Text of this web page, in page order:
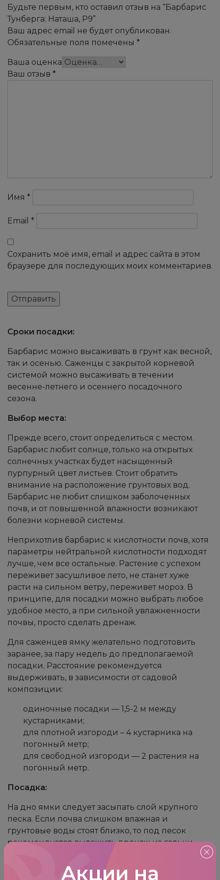
Акции на
Будьте первым, кто оставил отзыв на “Барбарис
Тунберга: Наташа, Р9”
Ваш адрес email не будет опубликован.
Обязательные поля помечены *
Ваша оценка
Ваш отзыв *
Имя *
Email *
Сохранить моё имя, email и адрес сайта в этом
браузере для последующих моих комментариев.
Сроки посадки:
Барбарис можно высаживать в грунт как весной,
так и осенью. Саженцы с закрытой корневой
системой можно высаживать в течении
весенне-летнего и осеннего посадочного
сезона.
Выбор места:
Прежде всего, стоит определиться с местом.
Барбарис любит солнце, только на открытых
солнечных участках будет насыщенный
пурпурный цвет листьев. Стоит обратить
внимание на расположение грунтовых вод.
Барбарис не любит слишком заболоченных
почв, и от повышенной влажности возникают
болезни корневой системы.
Неприхотлив барбарис к кислотности почв, хотя
параметры нейтральной кислотности подходят
лучше, чем все остальные. Растение с успехом
переживет засушливое лето, не станет хуже
расти на сильном ветру, переживет мороз. В
принципе, для посадки можно выбрать любое
удобное место, а при сильной увлажненности
почвы, просто сделать дренаж.
Для саженцев ямку желательно подготовить
заранее, за пару недель до предполагаемой
посадки. Расстояние рекомендуется
выдерживать, в зависимости от садовой
композиции:
одиночные посадки — 1,5-2 м между
кустарниками;
для плотной изгороди – 4 кустарника на
погонный метр;
для свободной изгороди — 2 растения на
погонный метр.
Посадка:
На дно ямки следует засыпать слой крупного
песка. Если почва слишком влажная и
грунтовые воды стоят близко, то под песок
рекомендуется выложить дренаж из гальки.
больше, чем корневая система саженца.